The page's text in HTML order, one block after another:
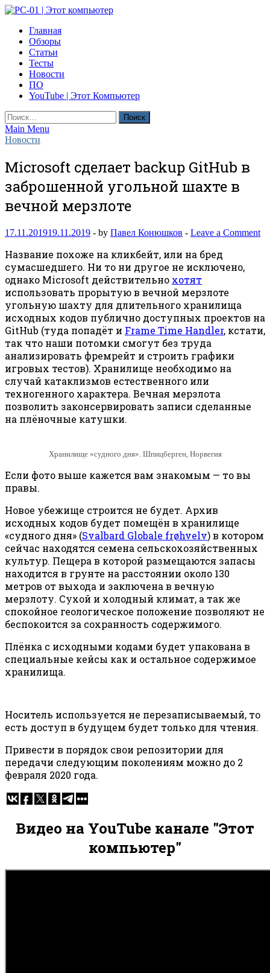
Skip
content
PC-01 | Этот компьютер
Компьютерные новости
Главная
Обзоры
Статьи
Тесты
Новости
ПО
YouTube | Этот Компьютер
Найти:
Main Menu
Новости
Microsoft сделает backup GitHub в
заброшенной угольной шахте в
вечной мерзлоте
17.11.201919.11.2019 - by Павел Конюшков - Leave a Comment
Название похоже на кликбейт, или на бред
сумасшедшего. Ни то ни другое не исключено,
однако Microsoft действительно хотят
использовать прорытую в вечной мерзлоте
угольную шахту для длительного хранилища
исходных кодов публично доступных проектов на
GitHub (туда попадёт и Frame Time Handler, кстати,
так что наши потомки смогут без труда
анализировать фремрейт и строить графики
игровых тестов). Хранилище необходимо на
случай катаклизмов естественного или
техногенного характера. Вечная мерзлота
позволить законсервировать записи сделанные
на плёночные катушки.
Хранилище «судного дня». Шпицберген, Норвегия
Если фото выше кажется вам знакомым — то вы
правы.
Новое убежище строится не будет. Архив
исходных кодов будет помещён в хранилище
«судного дня» (Svalbard Globale frøhvelv) в котором
сейчас находятся семена сельскохозяйственных
культур. Пещера в которой размещаются запасы
находится в грунте на расстоянии около 130
метров от выхода и заключена в вечную
мерзлоту. Сухой и холодный климат, а так же
спокойное геологическое положение позволяют не
беспокоится за сохранность содержимого.
Плёнка с исходными кодами будет упакована в
специальные кейсы как и остальное содержимое
хранилища.
Носитель используется не перезаписываемый, то
есть доступ в будущем будет только для чтения.
Привести в порядок свои репозитории для
передачи следующим поколениям можно до 2
февраля 2020 года.
Видео на YouTube канале "Этот
компьютер"